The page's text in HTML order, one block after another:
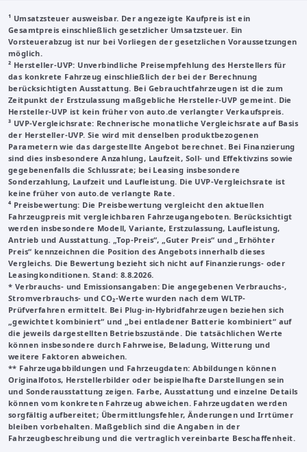
¹ Umsatzsteuer ausweisbar. Der angezeigte Kaufpreis ist ein
Gesamtpreis einschließlich gesetzlicher Umsatzsteuer. Ein
Vorsteuerabzug ist nur bei Vorliegen der gesetzlichen Voraussetzungen
möglich.
² Hersteller-UVP: Unverbindliche Preisempfehlung des Herstellers für
das konkrete Fahrzeug einschließlich der bei der Berechnung
berücksichtigten Ausstattung. Bei Gebrauchtfahrzeugen ist die zum
Zeitpunkt der Erstzulassung maßgebliche Hersteller-UVP gemeint. Die
Hersteller-UVP ist kein früher von auto.de verlangter Verkaufspreis.
³ UVP-Vergleichsrate: Rechnerische monatliche Vergleichsrate auf Basis
der Hersteller-UVP. Sie wird mit denselben produktbezogenen
Parametern wie das dargestellte Angebot berechnet. Bei Finanzierung
sind dies insbesondere Anzahlung, Laufzeit, Soll- und Effektivzins sowie
gegebenenfalls die Schlussrate; bei Leasing insbesondere
Sonderzahlung, Laufzeit und Laufleistung. Die UVP-Vergleichsrate ist
keine früher von auto.de verlangte Rate.
⁴ Preisbewertung: Die Preisbewertung vergleicht den aktuellen
Fahrzeugpreis mit vergleichbaren Fahrzeugangeboten. Berücksichtigt
werden insbesondere Modell, Variante, Erstzulassung, Laufleistung,
Antrieb und Ausstattung. „Top-Preis“, „Guter Preis“ und „Erhöhter
Preis“ kennzeichnen die Position des Angebots innerhalb dieses
Vergleichs. Die Bewertung bezieht sich nicht auf Finanzierungs- oder
Leasingkonditionen. Stand: 8.8.2026.
* Verbrauchs- und Emissionsangaben: Die angegebenen Verbrauchs-,
Stromverbrauchs- und CO₂-Werte wurden nach dem WLTP-
Prüfverfahren ermittelt. Bei Plug-in-Hybridfahrzeugen beziehen sich
„gewichtet kombiniert“ und „bei entladener Batterie kombiniert“ auf
die jeweils dargestellten Betriebszustände. Die tatsächlichen Werte
können insbesondere durch Fahrweise, Beladung, Witterung und
weitere Faktoren abweichen.
** Fahrzeugabbildungen und Fahrzeugdaten: Abbildungen können
Originalfotos, Herstellerbilder oder beispielhafte Darstellungen sein
und Sonderausstattung zeigen. Farbe, Ausstattung und einzelne Details
können vom konkreten Fahrzeug abweichen. Fahrzeugdaten werden
sorgfältig aufbereitet; Übermittlungsfehler, Änderungen und Irrtümer
bleiben vorbehalten. Maßgeblich sind die Angaben in der
Fahrzeugbeschreibung und die vertraglich vereinbarte Beschaffenheit.